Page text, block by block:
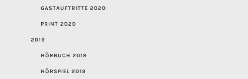
GASTAUFTRITTE 2020
PRINT 2020
2019
HÖRBUCH 2019
HÖRSPIEL 2019